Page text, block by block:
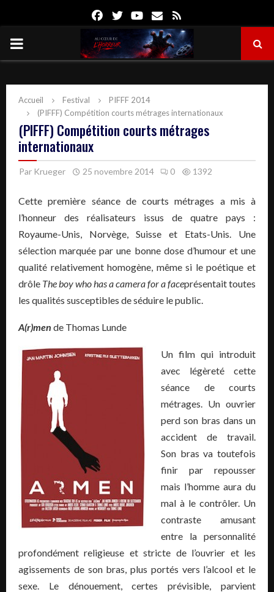
FacebookTwitterYoutube
Email
PRIMARY
Accueil Festival
PIFFF 2014
(PIFFF) Compétition courts métrages internationaux
(PIFFF) Compétition courts métrages
internationaux
Par Krueger 25 novembre 2014 0 1392
Cette première séance de courts métrages a mis à
l’honneur des réalisateurs issus de quatre pays :
Royaume-Unis, Norvège, Suisse et Etats-Unis. Une
sélection marquée par une bonne dose d’humour et une
qualité relativement homogène, même si le poétique et
drôle The boy who has a camera for a faceprésentait toutes
les qualités susceptibles de séduire le public.
A(r)men de Thomas Lunde
Un film qui introduit
avec légèreté cette
séance de courts
métrages. Un ouvrier
perd son bras dans un
accident de travail.
Son bras va toutefois
finir par repousser
mais l’homme aura du
mal à le contrôler. Un
contraste amusant
entre la personnalité
profondément religieuse et stricte de l’ouvrier et les
agissements de son bras, plus portés vers l’alcool et le
sexe. Le dénouement, certes prévisible, parvient